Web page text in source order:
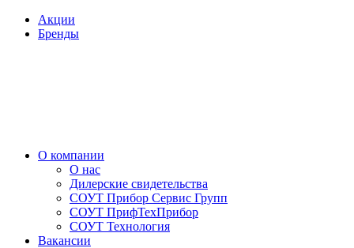
Акции
Бренды
О компании
О нас
Дилерские свидетельства
СОУТ Прибор Сервис Групп
СОУТ ПрифТехПрибор
СОУТ Технология
Вакансии